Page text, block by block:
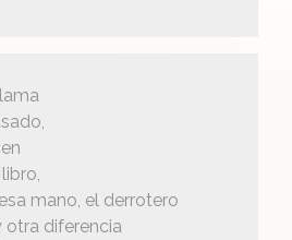
mano, el derrotero
otra diferencia